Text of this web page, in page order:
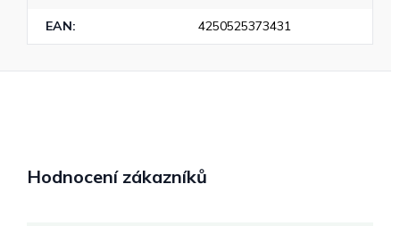
EAN: 4250525373431
Hodnocení zákazníků